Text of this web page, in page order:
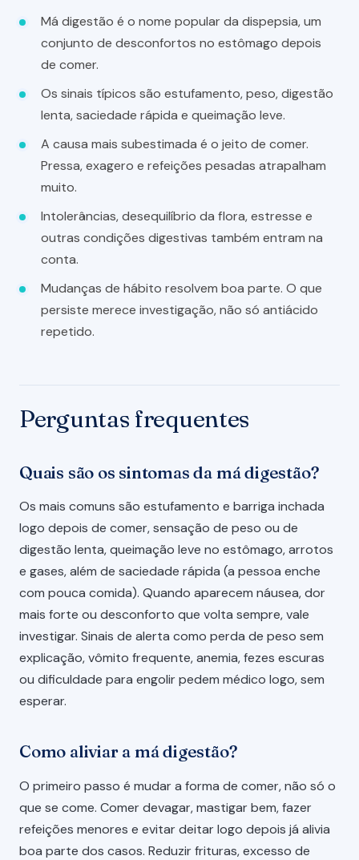
Má digestão é o nome popular da dispepsia, um
conjunto de desconfortos no estômago depois
de comer.
Os sinais típicos são estufamento, peso, digestão
lenta, saciedade rápida e queimação leve.
A causa mais subestimada é o jeito de comer.
Pressa, exagero e refeições pesadas atrapalham
muito.
Intolerâncias, desequilíbrio da flora, estresse e
outras condições digestivas também entram na
conta.
Mudanças de hábito resolvem boa parte. O que
persiste merece investigação, não só antiácido
repetido.
Perguntas frequentes
Quais são os sintomas da má digestão?
Os mais comuns são estufamento e barriga inchada
logo depois de comer, sensação de peso ou de
digestão lenta, queimação leve no estômago, arrotos
e gases, além de saciedade rápida (a pessoa enche
com pouca comida). Quando aparecem náusea, dor
mais forte ou desconforto que volta sempre, vale
investigar. Sinais de alerta como perda de peso sem
explicação, vômito frequente, anemia, fezes escuras
ou dificuldade para engolir pedem médico logo, sem
esperar.
Como aliviar a má digestão?
O primeiro passo é mudar a forma de comer, não só o
que se come. Comer devagar, mastigar bem, fazer
refeições menores e evitar deitar logo depois já alivia
boa parte dos casos. Reduzir frituras, excesso de